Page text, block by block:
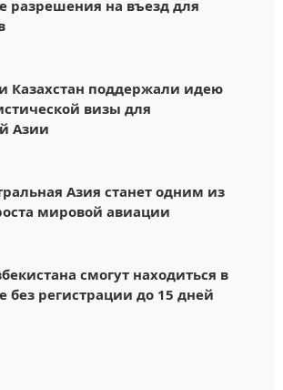
разрешения на въезд для
Казахстан поддержали идею
визы для
Азии
Азия станет одним из
мировой авиации
смогут находиться в
без регистрации до 15 дней